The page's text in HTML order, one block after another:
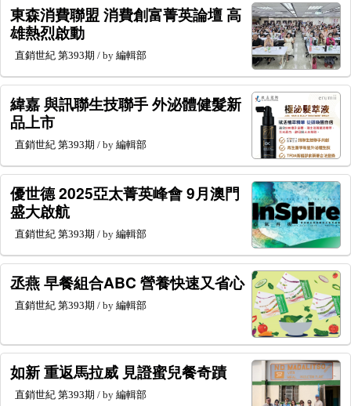
東森消費聯盟 消費創富菁英論壇 高
雄熱烈啟動
直銷世紀 第393期 / by 編輯部
緯嘉 與訊聯生技聯手 外泌體健髮新
品上市
直銷世紀 第393期 / by 編輯部
優世德 2025亞太菁英峰會 9月澳門
盛大啟航
直銷世紀 第393期 / by 編輯部
丞燕 早餐組合ABC 營養快速又省心
直銷世紀 第393期 / by 編輯部
如新 重返馬拉威 見證蜜兒餐奇蹟
直銷世紀 第393期 / by 編輯部